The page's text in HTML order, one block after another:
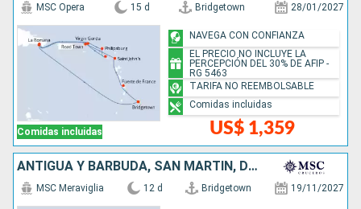
Comidas incluidas
MSC Opera 15 d Bridgetown 28/01/2027
US$ 1,359
NAVEGA CON CONFIANZA
EL PRECIO NO INCLUYE LA
PERCEPCIÓN DEL 30% DE AFIP -
RG 5463
TARIFA NO REEMBOLSABLE
Comidas incluidas
ANTIGUA Y BARBUDA, SAN MARTÍN, DOMINICA, SANTA LUCIA, BARBADOS
MSC Meraviglia 12 d Bridgetown 19/11/2027